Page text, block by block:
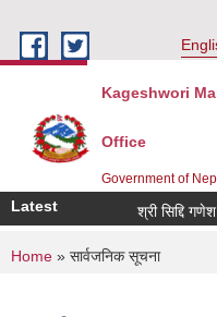
Kageshwori
Office
Government of
Latest श्री सिद्दि गणेश
You are here
Home » सार्वजनिक सूचना